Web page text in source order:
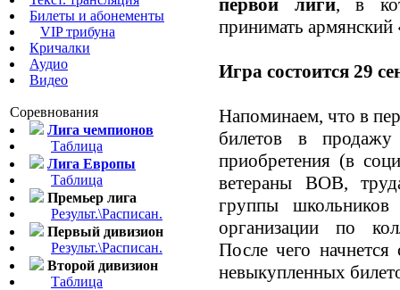
Билеты и абонементы
VIP трибуна
Кричалки
Аудио
Видео
Соревнования
Лига чемпионов
Таблица
Лига Европы
Таблица
Премьер лига
Результ.\Расписан.
Первый дивизион
Результ.\Расписан.
Второй дивизион
Таблица
первой лиги, в
принимать армянский
Игра состоится 29
Напоминаем, что в
билетов в
приобретения (в
ветераны ВОВ,
группы
организации по
После чего
невыкупленных